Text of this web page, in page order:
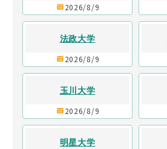
2026/8/9
法政大学
2026/8/9
玉川大学
2026/8/9
明星大学